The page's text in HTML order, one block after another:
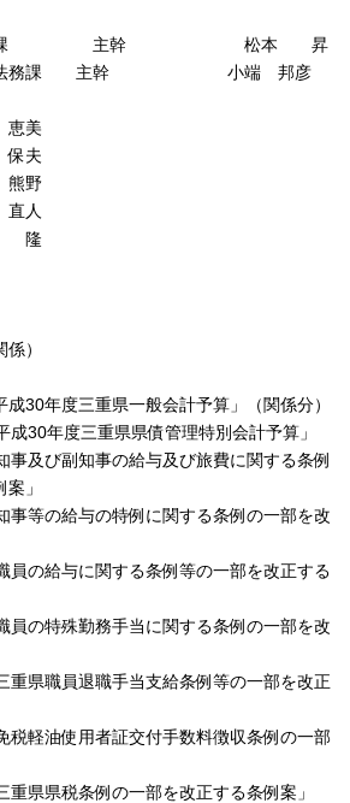
主幹 松本 昇
主幹 小端 邦彦
隆
）
30年度三重県一般会計予算」（関係分）
30年度三重県県債管理特別会計予算」
及び副知事の給与及び旅費に関する条例
」
等の給与の特例に関する条例の一部を改
の給与に関する条例等の一部を改正する
の特殊勤務手当に関する条例の一部を改
県職員退職手当支給条例等の一部を改正
軽油使用者証交付手数料徴収条例の一部
県県税条例の一部を改正する条例案」